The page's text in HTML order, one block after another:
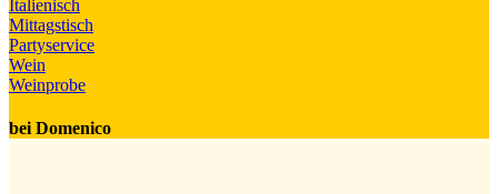
Italienisch
Mittagstisch
Partyservice
Wein
Weinprobe
bei Domenico